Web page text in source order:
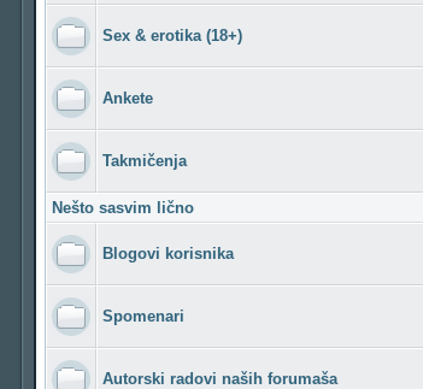
Sex & erotika (18+)
Ankete
Takmičenja
Nešto sasvim lično
Blogovi korisnika
Spomenari
Autorski radovi naših forumaša